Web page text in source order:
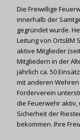
Die Freiwillige
innerhalb der
gegründet wurde.
Leitung von OrtsBM
aktive Mitglieder
Mitgliedern in der
jährlich ca. 50
mit anderen Wehren
Förderverein
die Feuerwehr
Sicherheit der
bekommen. Ihre